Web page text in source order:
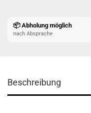
📦 Abholung möglich
nach Absprache
Beschreibung